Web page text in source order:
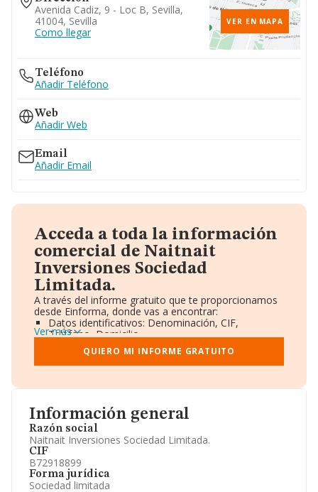
Información general
Razón social
Naitnait Inversiones Sociedad Limitada.
CIF
B72918899
Forma jurídica
Sociedad limitada
Avenida Cadiz, 9 - Loc B, Sevilla,
41004, Sevilla
Como llegar
VER EN MAPA
Teléfono
Añadir Teléfono
Web
Añadir Web
Email
Añadir Email
Acceda a toda la información
comercial de Naitnait
Inversiones Sociedad
Limitada.
A través del informe gratuito que te proporcionamos
desde Einforma, donde vas a encontrar:
Datos identificativos: Denominación, CIF,
Teléfono, Domicilio.
Informe Mercantil Completo (BORME).
Gráficos de Evolución Ventas y Empleados.
Consejo de Administración y Administradores.
Accionistas.
Artículos de prensa publicados sobre la empresa.
Información oficial y registral complementaria.
Ver más
QUIERO MI INFORME GRATUITO